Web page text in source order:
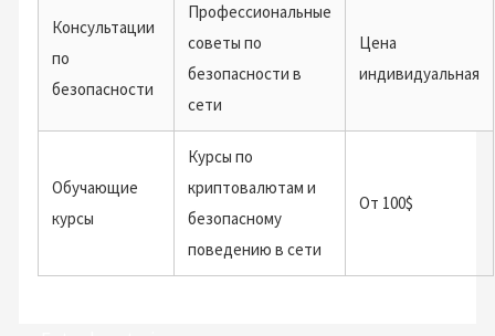
Консультации
по
безопасности
Профессиональные
советы по
безопасности в
сети
Цена
индивидуальная
Обучающие
курсы
Курсы по
криптовалютам и
безопасному
поведению в сети
От 100$